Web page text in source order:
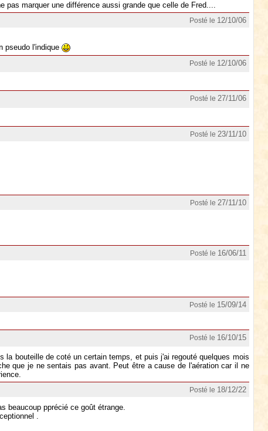
marquer une différence aussi grande que celle de Fred....
Posté le 12/10/06
pseudo l'indique
Posté le 12/10/06
Posté le 27/11/06
Posté le 23/11/10
Posté le 27/11/10
Posté le 16/06/11
Posté le 15/09/14
Posté le 16/10/15
la bouteille de coté un certain temps, et puis j'ai regouté quelques mois
que je ne sentais pas avant. Peut être a cause de l'aération car il ne
Posté le 18/12/22
beaucoup pprécié ce goût étrange.
.